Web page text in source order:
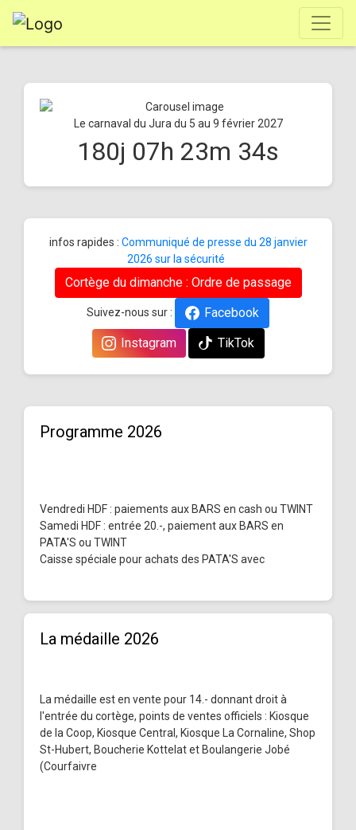
Le carnaval du Jura du 5 au 9 février 2027
180j 07h 23m 34s
infos rapides : Communiqué de presse du 28 janvier
2026 sur la sécurité
Cortège du dimanche : Ordre de passage
Suivez-nous sur :
Facebook
Instagram
TikTok
Programme 2026
Vendredi HDF : paiements aux BARS en cash ou TWINT
Samedi HDF : entrée 20.-, paiement aux BARS en
PATA'S ou TWINT
Caisse spéciale pour achats des PATA'S avec
La médaille 2026
La médaille est en vente pour 14.- donnant droit à
l'entrée du cortège, points de ventes officiels : Kiosque
de la Coop, Kiosque Central, Kiosque La Cornaline, Shop
St-Hubert, Boucherie Kottelat et Boulangerie Jobé
(Courfaivre